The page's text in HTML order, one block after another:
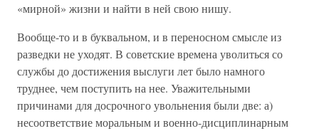
«мирной» жизни и найти в ней свою нишу.
Вообще-то и в буквальном, и в переносном смысле из
разведки не уходят. В советские времена уволиться со
службы до достижения выслуги лет было намного
труднее, чем поступить на нее. Уважительными
причинами для досрочного увольнения были две: а)
несоответствие моральным и военно-дисциплинарным